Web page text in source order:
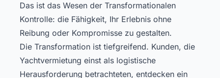
Das ist das Wesen der Transformationalen
Kontrolle: die Fähigkeit, Ihr Erlebnis ohne
Reibung oder Kompromisse zu gestalten.
Die Transformation ist tiefgreifend. Kunden, die
Yachtvermietung einst als logistische
Herausforderung betrachteten, entdecken ein